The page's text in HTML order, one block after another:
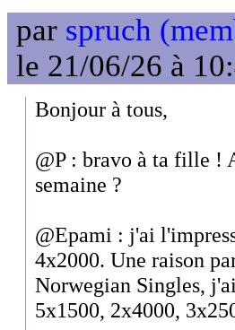
par spruch
le 21/06/26 à
Bonjour à tous,
@P : bravo à ta fille !
semaine ?
@Epami : j'ai
4x2000. Une raison
Norwegian Singles,
5x1500, 2x4000,